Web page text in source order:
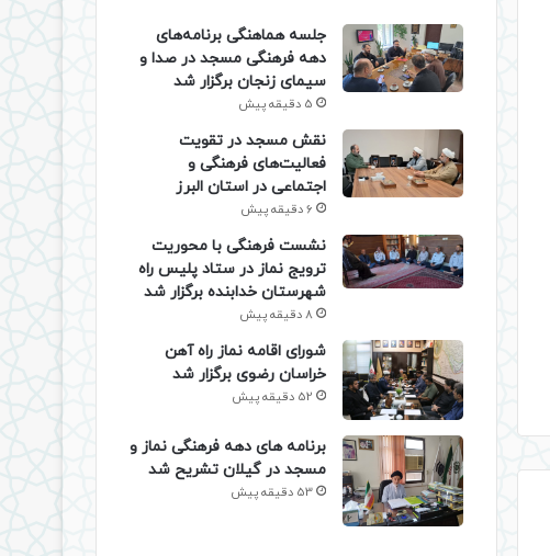
جلسه هماهنگی برنامه‌های
دهه فرهنگی مسجد در صدا و
سیمای زنجان برگزار شد
5 دقیقه پیش
نقش مسجد در تقویت
فعالیت‌های فرهنگی و
اجتماعی در استان البرز
6 دقیقه پیش
نشست فرهنگی با محوریت
ترویج نماز در ستاد پلیس راه
شهرستان خدابنده برگزار شد
8 دقیقه پیش
شورای اقامه نماز راه آهن
خراسان رضوی برگزار شد
52 دقیقه پیش
برنامه های دهه فرهنگی نماز و
مسجد در گیلان تشریح شد
53 دقیقه پیش